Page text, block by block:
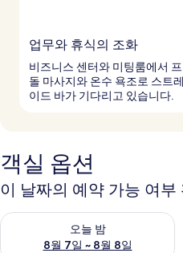
업무와 휴식의 조화
비즈니스 센터와 미팅룸에서
돌 마사지와 온수 욕조로 스트
이드 바가 기다리고 있습니다.
객실 옵션
이 날짜의 예약 가능 여부
오늘 밤
8월 7일 ~ 8월 8일
오늘 밤 예약 가능 여부 확인, 8월